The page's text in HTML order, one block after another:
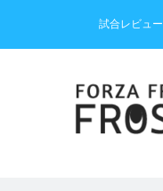
試合レビュー